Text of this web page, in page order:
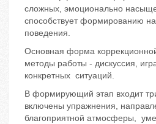
сложных, эмоционально
способствует формированию
поведения.
Основная форма
методы работы - дискуссия,
конкретных ситуаций.
В формирующий этап входит
включены упражнения,
благоприятной атмосферы,